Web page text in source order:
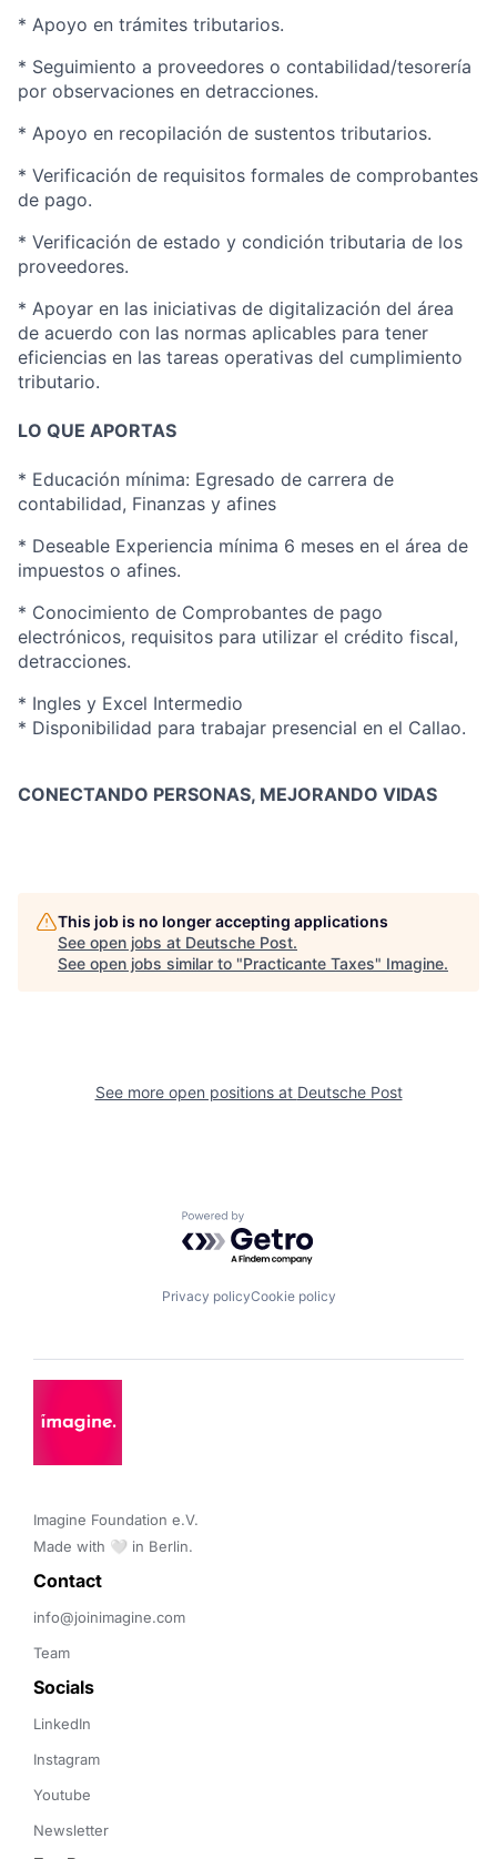
* Apoyo en trámites tributarios.
* Seguimiento a proveedores o contabilidad/tesorería
por observaciones en detracciones.
* Apoyo en recopilación de sustentos tributarios.
* Verificación de requisitos formales de comprobantes
de pago.
* Verificación de estado y condición tributaria de los
proveedores.
* Apoyar en las iniciativas de digitalización del área
de acuerdo con las normas aplicables para tener
eficiencias en las tareas operativas del cumplimiento
tributario.
LO QUE APORTAS
* Educación mínima: Egresado de carrera de
contabilidad, Finanzas y afines
* Deseable Experiencia mínima 6 meses en el área de
impuestos o afines.
* Conocimiento de Comprobantes de pago
electrónicos, requisitos para utilizar el crédito fiscal,
detracciones.
* Ingles y Excel Intermedio
* Disponibilidad para trabajar presencial en el Callao.
CONECTANDO PERSONAS, MEJORANDO VIDAS
This job is no longer accepting applications
See open jobs at Deutsche Post.
See open jobs similar to "Practicante Taxes" Imagine.
See more open positions at Deutsche Post
Powered by Getro.com
Privacy policyCookie policy
Imagine Foundation e.V.
Made with 🤍 in Berlin.
Contact
info@joinimagine.com
Team
Socials
LinkedIn
Instagram
Youtube
Newsletter